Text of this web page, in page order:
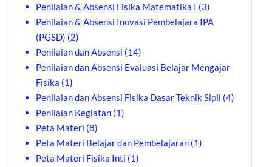
Penilaian & Absensi Fisika Matematika I (3)
Penilaian & Absensi Inovasi Pembelajara IPA
(PGSD) (2)
Penilaian dan Absensi (14)
Penilaian dan Absensi Evaluasi Belajar Mengajar
Fisika (1)
Penilaian dan Absensi Fisika Dasar Teknik Sipil (4)
Penilaian Kegiatan (1)
Peta Materi (8)
Peta Materi Belajar dan Pembelajaran (1)
Peta Materi Fisika Inti (1)